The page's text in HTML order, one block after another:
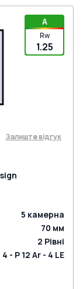
A
Rw
1.25
Залиште відгук
5 камерна
70 мм
2 Рівні
- P 12 Ar - 4 LE